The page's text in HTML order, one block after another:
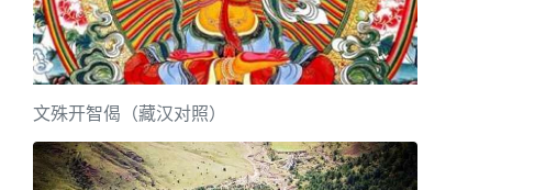
文殊开智偈（藏汉对照）